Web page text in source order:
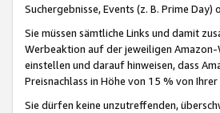
Suchergebnisse, Events (z. B. Prime
Sie müssen sämtliche Links und damit
Werbeaktion auf der jeweiligen
einstellen und darauf hinweisen, dass
Preisnachlass in Höhe von 15 % von
Sie dürfen keine unzutreffenden,